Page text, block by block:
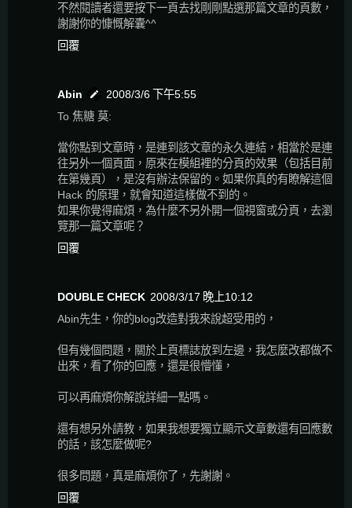
不然閱讀者還要按下一頁去找剛剛點選那篇文章的頁數，
謝謝你的慷慨解囊^^
回覆
Abin
2008/3/6 下午5:55
To 焦糖 莫:
當你點到文章時，是連到該文章的永久連結，相當於是連
往另外一個頁面，原來在模組裡的分頁的效果（包括目前
在第幾頁），是沒有辦法保留的。如果你真的有瞭解這個
Hack 的原理，就會知道這樣做不到的。
如果你覺得麻煩，為什麼不另外開一個視窗或分頁，去瀏
覽那一篇文章呢？
回覆
DOUBLE CHECK 2008/3/17 晚上10:12
Abin先生，你的blog改造對我來說超受用的，
但有幾個問題，關於上頁標誌放到左邊，我怎麼改都做不
出來，看了你的回應，還是很懵懂，
可以再麻煩你解說詳細一點嗎。
還有想另外請教，如果我想要獨立顯示文章數還有回應數
的話，該怎麼做呢?
很多問題，真是麻煩你了，先謝謝。
回覆